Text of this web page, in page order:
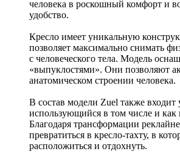
человека в роскошный комфорт и
удобство.
Кресло имеет уникальную
позволяет максимально снимать
с человеческого тела. Модель
«выпуклостями». Они позволяют
анатомическом строении человека.
В состав модели Zuel также
использующийся в том числе и как
Благодаря трансформации
превратиться в кресло-тахту, в
расположиться и отдохнуть.